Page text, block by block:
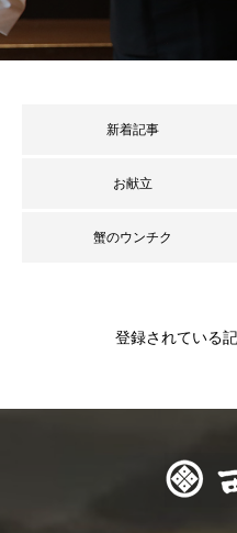
新着記事
お献立
蟹のウンチク
登録されている